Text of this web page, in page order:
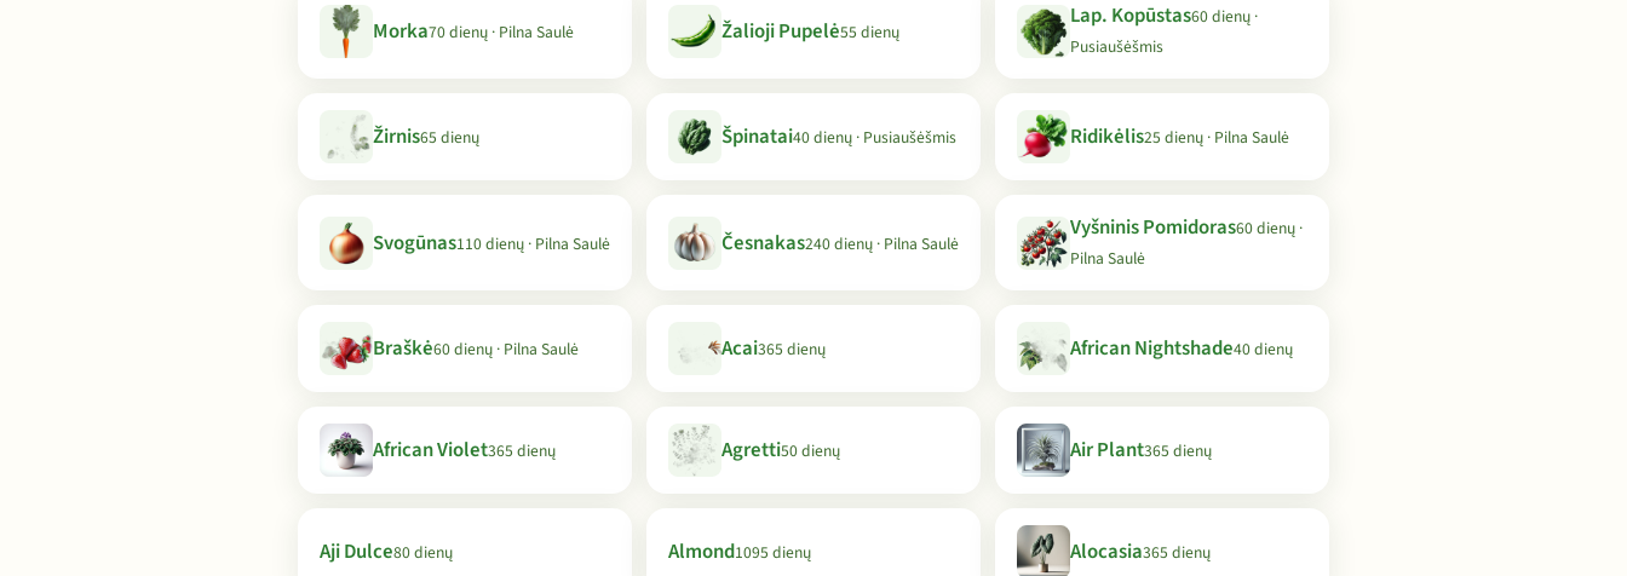
Morka70 dienų · Pilna Saulė Žalioji Pupelė55 dienų
Lap. Kopūstas60 dienų ·
Pusiaušėšmis
Žirnis65 dienų Špinatai40 dienų · Pusiaušėšmis Ridikėlis25 dienų · Pilna Saulė
Svogūnas110 dienų · Pilna Saulė Česnakas240 dienų · Pilna Saulė
Vyšninis Pomidoras60 dienų ·
Pilna Saulė
Braškė60 dienų · Pilna Saulė Acai365 dienų African Nightshade40 dienų
African Violet365 dienų Agretti50 dienų Air Plant365 dienų
Aji Dulce80 dienų Almond1095 dienų Alocasia365 dienų